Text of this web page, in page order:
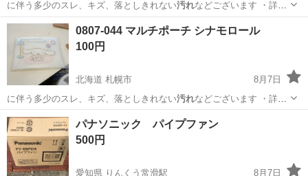
に伴う多少のスレ、キズ、落としきれない汚れなどございます ・詳細
は現地でご確認…
大阪 大阪市
0807-044 マルチポーチ シナモロール
100円
北海道 札幌市
8月7日
に伴う多少のスレ、キズ、落としきれない汚れなどございます ・詳細
は現地でご確認…
北海道 札幌市 バッグ シナモロール
パナソニック パイプファン
500円
愛知県 りんくう常滑駅
8月7日